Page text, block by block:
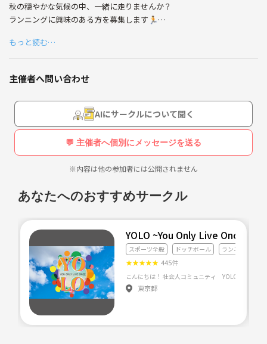
秋の穏やかな気候の中、一緒に走りませんか？
ランニングに興味のある方を募集します🏃
当方は30代前半の男です。
2年前、北陸にてマラソンにフル、ハーフマラソンに精力的に参加して
ました。
フルマラソンのタイムはサブ4です。
今ではすっかりお腹に肉がついてしまい、昔のように走れません。
まずは、6～7分/km程度で緩く走れたら良いなと思っています。
11月14日(日) 13時～大阪城ランニングベースに集合して1時間程度緩
もっと読む…
主催者へ問い合わせ
AIにサークルについて聞く
💬 主催者へ個別にメッセージを送る
※内容は他の参加者には公開されません
あなたへのおすすめサークル
YOLO ~You Only Live Once~
スポーツ全般 ドッチボール ランニング・ジ
★★★★★ 445件
東京都